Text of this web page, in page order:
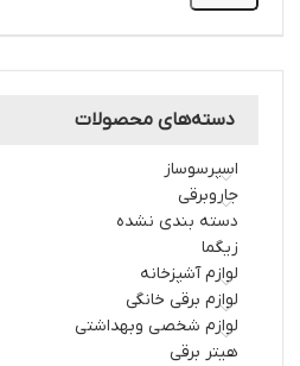
دسته‌های محصولات
اسپرسوساز
جاروبرقی
دسته بندی نشده
زیگما
لوازم آشپزخانه
لوازم برقی خانگی
لوازم شخصی وبهداشتی
هیتر برقی